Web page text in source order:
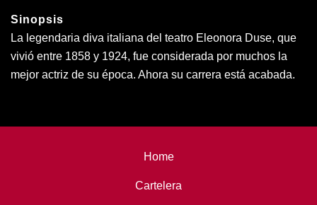
Sinopsis
La legendaria diva italiana del teatro Eleonora Duse, que
vivió entre 1858 y 1924, fue considerada por muchos la
mejor actriz de su época. Ahora su carrera está acabada.
Home
Cartelera